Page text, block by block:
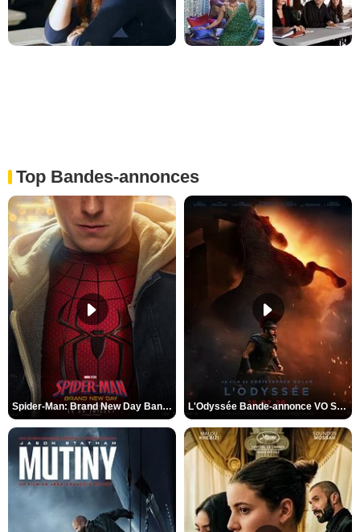
Top Bandes-annonces
Spider-Man: Brand New Day Bande-annonce VO STFR L'Odyssée Bande-annonce VO STFR